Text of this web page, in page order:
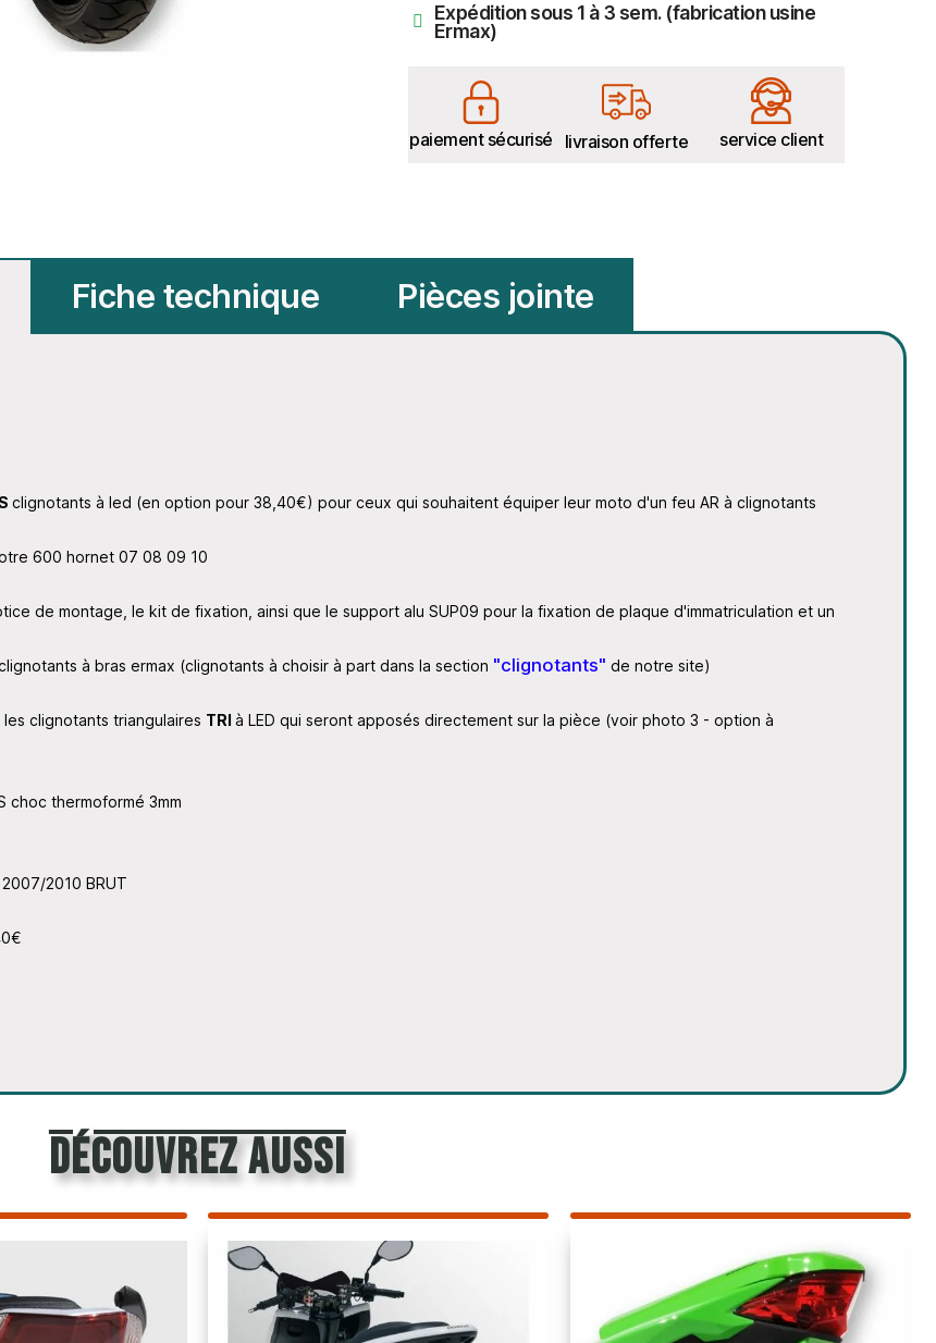
Expédition sous 1 à 3 sem. (fabrication usine
Ermax)
paiement sécurisé livraison offerte service client
Fiche technique Pièces jointe
clignotants à led (en option pour 38,40€) pour ceux qui souhaitent équiper leur moto d'un feu AR à clignotants
600 hornet 07 08 09 10
de montage, le kit de fixation, ainsi que le support alu SUP09 pour la fixation de plaque d'immatriculation et un
à bras ermax (clignotants à choisir à part dans la section "clignotants" de notre site)
clignotants triangulaires TRIà LED qui seront apposés directement sur la pièce (voir photo 3 - option à
choc thermoformé 3mm
2010 BRUT
découvrez aussi